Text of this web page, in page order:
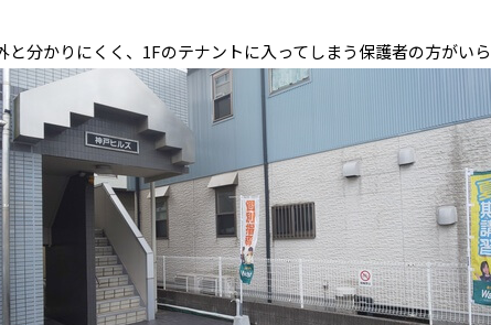
と分かりにくく、1Fのテナントに入ってしまう保護者の方がい